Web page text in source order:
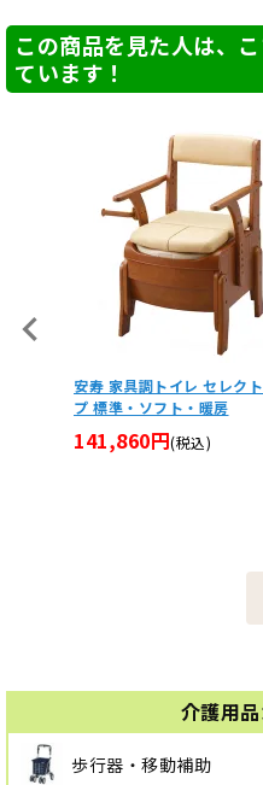
介護用
歩行器・移動補助
この商品を見た人は、
ています！
安寿 家具調トイレ セレク
プ 標準・ソフト・暖房
141,860円(税込)